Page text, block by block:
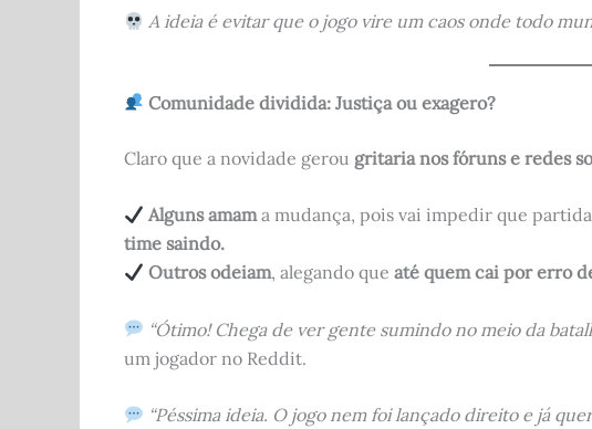
A ideia é evitar que o jogo vire um caos onde todo
Comunidade dividida: Justiça ou exagero?
Claro que a novidade gerou gritaria nos fóruns e redes
Alguns amama mudança, pois vai impedir que
time saindo.
Outros odeiam, alegando queaté quem cai por erro
“Ótimo! Chega de ver gente sumindo no meio da
um jogador no Reddit.
“Péssima ideia. O jogo nem foi lançado direito e já